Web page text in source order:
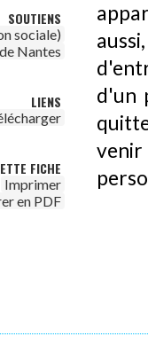
SOUTIENS
sociale)
Nantes
LIENS
FICHE
Imprimer
en PDF
d'un